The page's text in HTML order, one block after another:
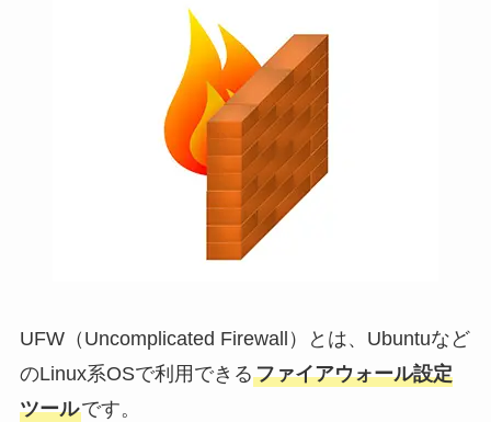
UFW（Uncomplicated Firewall）とは、Ubuntuなど
のLinux系OSで利用できるファイアウォール設定
ツールです。